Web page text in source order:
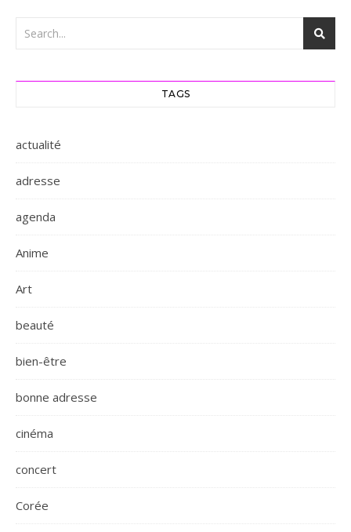
TAGS
actualité
adresse
agenda
Anime
Art
beauté
bien-être
bonne adresse
cinéma
concert
Corée